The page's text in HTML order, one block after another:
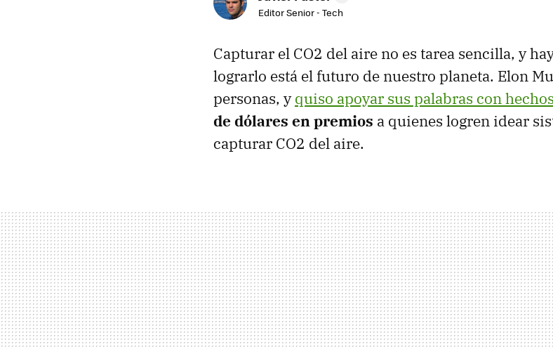
Editor Senior - Tech
Capturar el CO2 del aire no es tarea sencilla, y
lograrlo está el futuro de nuestro planeta. Elon
personas, yquiso apoyar sus palabras con hechos
de dólares en premios a quienes logren idear
capturar CO2 del aire.